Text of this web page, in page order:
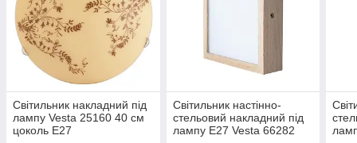
Світильник накладний під
лампу Vesta 25160 40 см
цоколь Е27
Світильник настінно-
стельовий накладний під
лампу Е27 Vesta 66282